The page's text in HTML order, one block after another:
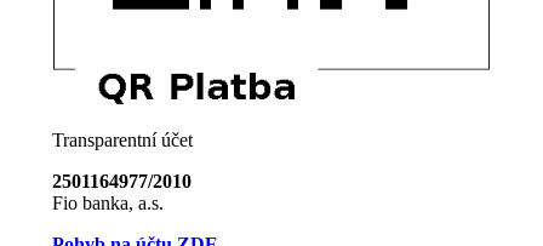
Transparentní účet
2501164977/2010
Fio banka, a.s.